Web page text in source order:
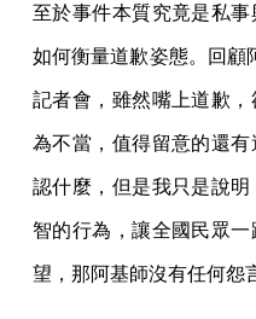
至於事件本質究竟是私
如何衡量道歉姿態。回顧
記者會，雖然嘴上道歉
為不當，值得留意的還
認什麼，但是我只是說
智的行為，讓全國民眾
望，那阿基師沒有任何怨